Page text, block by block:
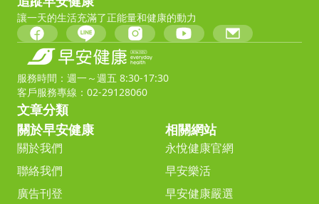
讓一天的生活充滿了正能量和健康的動力
服務時間：週一～週五 8:30-17:30
客戶服務專線：02-29128060
文章分類
關於早安健康
關於我們
聯絡我們
廣告刊登
相關網站
永悅健康官網
早安樂活
早安健康嚴選